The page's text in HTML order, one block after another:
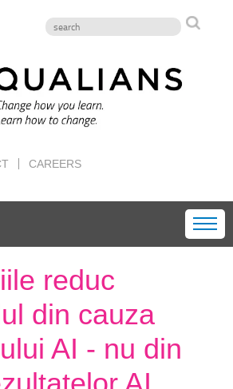
CAREERS
reduc
din cauza
AI - nu din